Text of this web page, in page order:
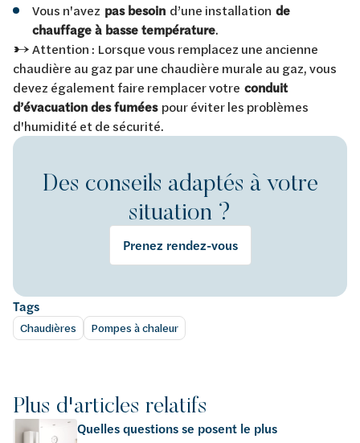
Vous n'avez pas besoin d’une installation de
chauffage à basse température.
→ Attention : Lorsque vous remplacez une ancienne
chaudière au gaz par une chaudière murale au gaz, vous
devez également faire remplacer votre conduit
d’évacuation des fuméespour éviter les problèmes
d'humidité et de sécurité.
Des conseils adaptés à votre
situation ?
Prenez rendez-vous
Tags
Chaudières Pompes à chaleur
Plus d'articles relatifs
Quelles questions se posent le plus